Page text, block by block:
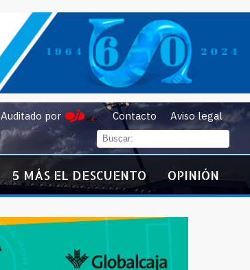
Auditado por Contacto Aviso legal
5 MÁS EL DESCUENTO OPINIÓN